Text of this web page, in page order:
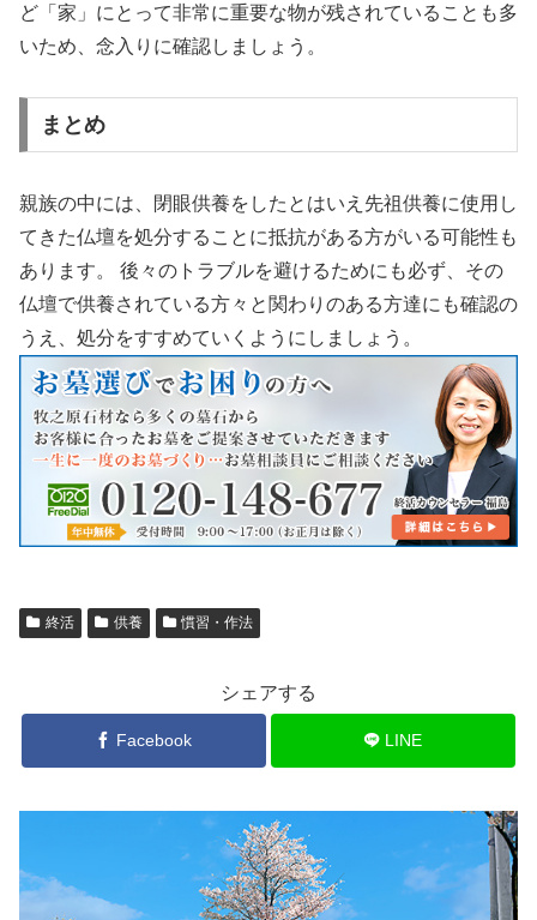
ど「家」にとって非常に重要な物が残されていることも多
いため、念入りに確認しましょう。
まとめ
親族の中には、閉眼供養をしたとはいえ先祖供養に使用し
てきた仏壇を処分することに抵抗がある方がいる可能性も
あります。 後々のトラブルを避けるためにも必ず、その
仏壇で供養されている方々と関わりのある方達にも確認の
うえ、処分をすすめていくようにしましょう。
終活 供養 慣習・作法
シェアする
Facebook LINE